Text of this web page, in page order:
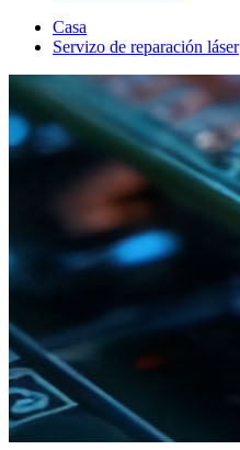
Casa
Servizo de reparación láser